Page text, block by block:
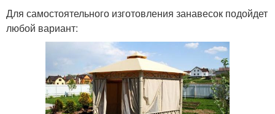
Для самостоятельного изготовления занавесок подойдет
любой вариант: